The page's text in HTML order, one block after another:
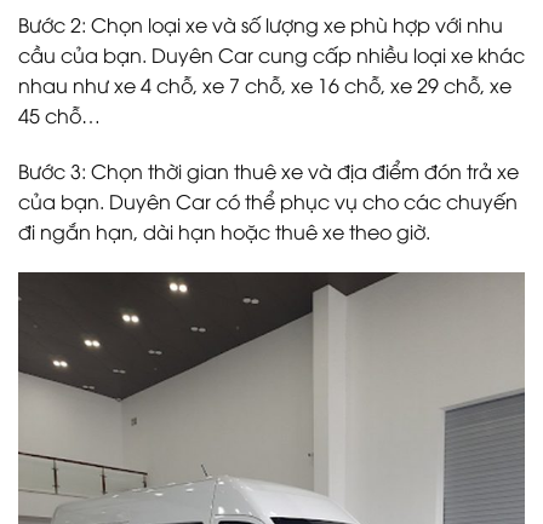
Bước 2: Chọn loại xe và số lượng xe phù hợp với nhu
cầu của bạn. Duyên Car cung cấp nhiều loại xe khác
nhau như xe 4 chỗ, xe 7 chỗ, xe 16 chỗ, xe 29 chỗ, xe
45 chỗ…
Bước 3: Chọn thời gian thuê xe và địa điểm đón trả xe
của bạn. Duyên Car có thể phục vụ cho các chuyến
đi ngắn hạn, dài hạn hoặc thuê xe theo giờ.